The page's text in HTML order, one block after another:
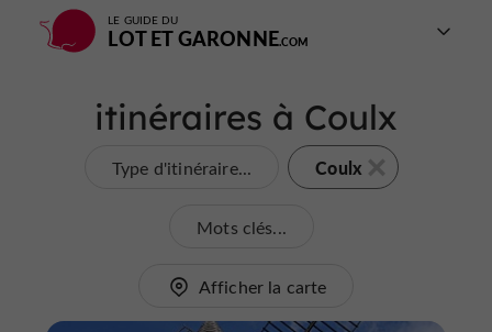
LE GUIDE DU
LOT ET GARONNE
itinéraires à Coulx
Type d'itinéraire... Coulx
Mots clés...
Afficher la carte